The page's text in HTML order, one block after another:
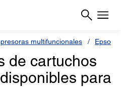
multifuncionales Epson
de cartuchos
para